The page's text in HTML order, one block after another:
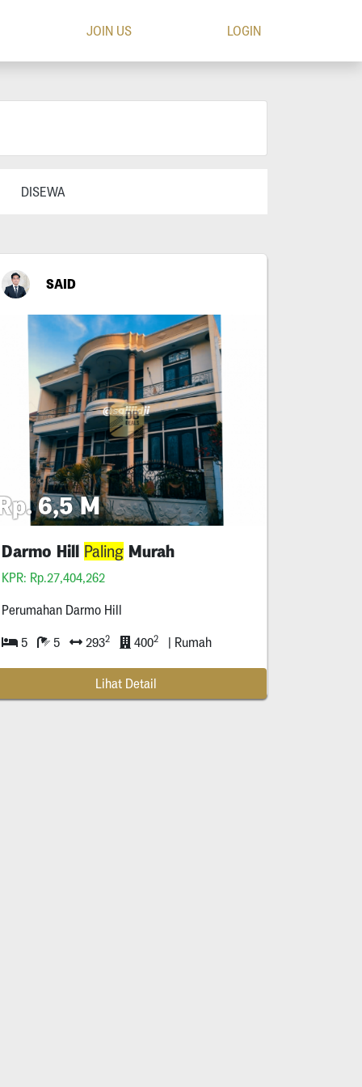
JOIN US LOGIN
DISEWA
* Lantai ***M* Hgb Hadap Selatan * Km Dari Exit Tol Manyar
SAID
6,5 M
Darmo Hill Paling Murah
KPR: Rp.27,404,262
Perumahan Darmo Hill
5 5 2932 4002 | Rumah
Lihat Detail